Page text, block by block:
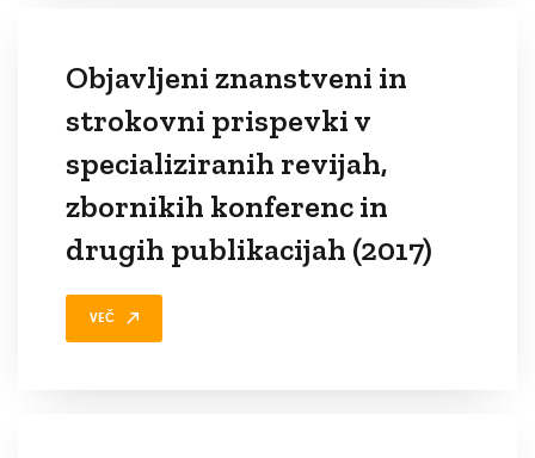
Objavljeni znanstveni in
strokovni prispevki v
specializiranih revijah,
zbornikih konferenc in
drugih publikacijah (2017)
VEČ